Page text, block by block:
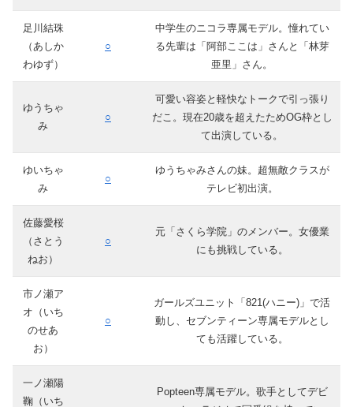
足川結珠
（あしか
わゆず）
○
中学生のニコラ専属モデル。憧れてい
る先輩は「阿部ここは」さんと「林芽
亜里」さん。
ゆうちゃ
み
○
可愛い容姿と軽快なトークで引っ張り
だこ。現在20歳を超えたためOG枠とし
て出演している。
ゆいちゃ
み
○
ゆうちゃみさんの妹。超無敵クラスが
テレビ初出演。
佐藤愛桜
（さとう
ねお）
○
元「さくら学院」のメンバー。女優業
にも挑戦している。
市ノ瀬ア
オ（いち
のせあ
お）
○
ガールズユニット「821(ハニー)」で活
動し、セブンティーン専属モデルとし
ても活躍している。
一ノ瀬陽
鞠（いち
Popteen専属モデル。歌手としてデビ